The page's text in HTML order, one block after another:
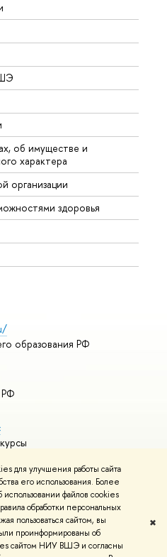
для улучшения работы сайта
его использования. Более
файлов cookies
обработки персональных
пользоваться сайтом, вы
проинформированы об
сайтом НИУ ВШЭ и согласны
✖
об имуществе и
характера
организации
здоровья
образования РФ
РФ
контакты
технологий в НИУ ВШЭ